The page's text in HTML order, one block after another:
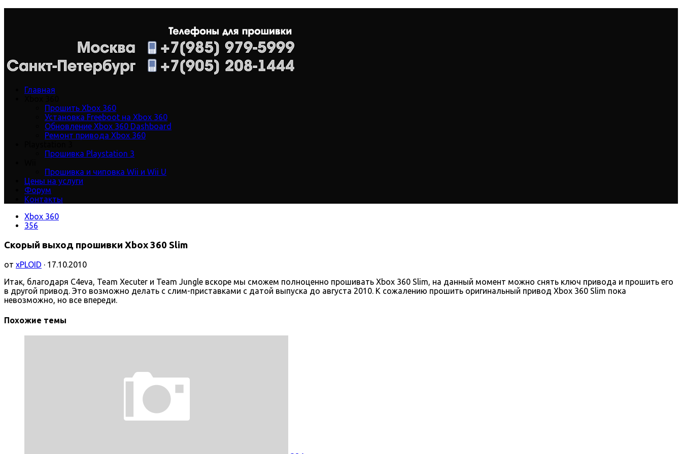
Главная
Прошить Xbox 360
Установка Freeboot на Xbox 360
Обновление Xbox 360 Dashboard
Ремонт привода Xbox 360
Прошивка Playstation 3
Прошивка и чиповка Wii и Wii U
Цены на услуги
Форум
Контакты
Xbox 360
356
Скорый выход прошивки Xbox 360 Slim
от xPLOID · 17.10.2010
Итак, благодаря C4eva, Team Xecuter и Team Jungle вскоре мы сможем полноценно прошивать Xbox 360 Slim, на данный момент можно снять ключ привода и прошить его
в другой привод. Это возможно делать с слим-приставками с датой выпуска до августа 2010. К сожалению прошить оригинальный привод Xbox 360 Slim пока
невозможно, но все впереди.
Похожие темы